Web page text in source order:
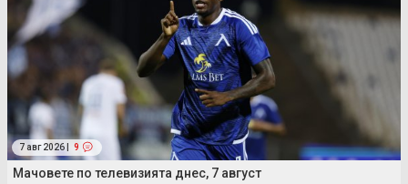
7 авг 2026 | 9
Мачовете по телевизията днес, 7 август